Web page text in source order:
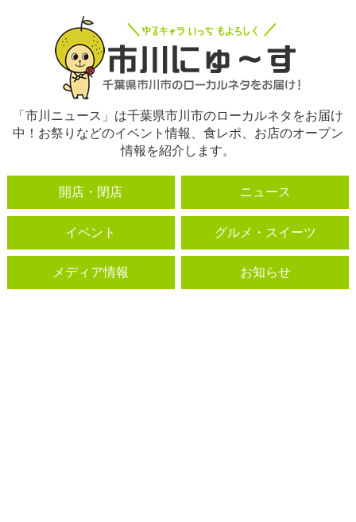
「市川ニュース」は千葉県市川市のローカルネタをお届け
中！お祭りなどのイベント情報、食レポ、お店のオープン
情報を紹介します。
開店・閉店 ニュース
イベント グルメ・スイーツ
メディア情報 お知らせ